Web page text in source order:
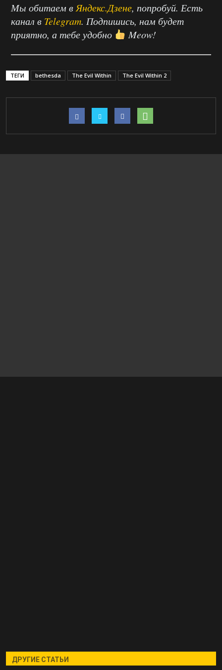
Мы обитаем в Яндекс.Дзене, попробуй. Есть
канал в Telegram. Подпишись, нам будет
приятно, а тебе удобно
Meow!
ТЕГИ bethesda The Evil Within The Evil Within 2
ДРУГИЕ СТАТЬИ